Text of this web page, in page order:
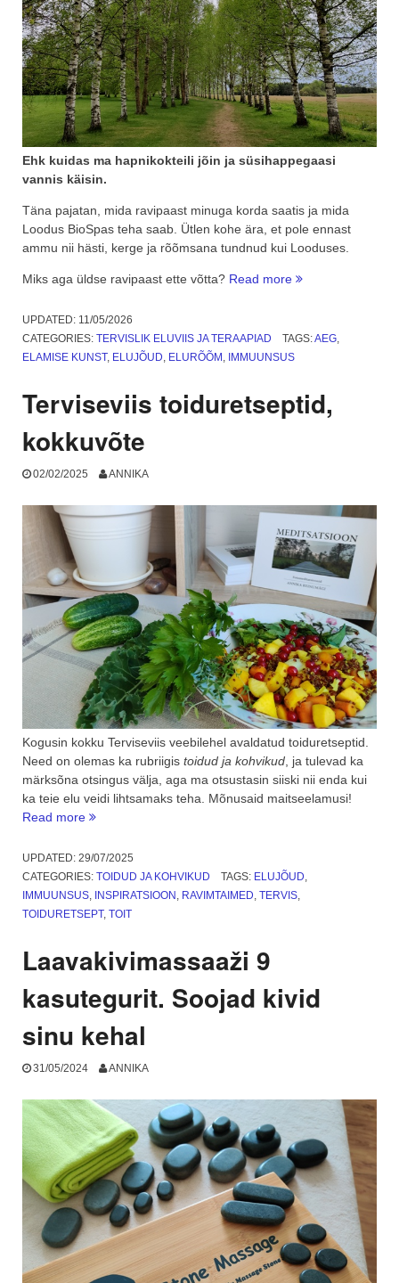
Ehk kuidas ma hapnikokteili jõin ja süsihappegaasi
vannis käisin.
Täna pajatan, mida ravipaast minuga korda saatis ja mida
Loodus BioSpas teha saab. Ütlen kohe ära, et pole ennast
ammu nii hästi, kerge ja rõõmsana tundnud kui Looduses.
Miks aga üldse ravipaast ette võtta? Read more “Ravipaast
–
nauding”
UPDATED: 11/05/2026
CATEGORIES: TERVISLIK ELUVIIS JA TERAAPIAD TAGS:AEG,
ELAMISE KUNST, ELUJÕUD, ELURÕÕM , IMMUUNSUS
Terviseviis toiduretseptid,
kokkuvõte
02/02/2025 ANNIKA
Kogusin kokku Terviseviis veebilehel avaldatud toiduretseptid.
Need on olemas ka rubriigis toidud ja kohvikud , ja tulevad ka
märksõna otsingus välja, aga ma otsustasin siiski nii enda kui
ka teie elu veidi lihtsamaks teha. Mõnusaid maitseelamusi!
Read more “Terviseviis
kokkuvõte”
UPDATED: 29/07/2025
CATEGORIES: TOIDUD JA KOHVIKUD TAGS: ELUJÕUD,
IMMUUNSUS, INSPIRATSIOON , RAVIMTAIMED, TERVIS,
TOIDURETSEPT, TOIT
Laavakivimassaaži 9
kasutegurit. Soojad kivid
sinu kehal
31/05/2024 ANNIKA